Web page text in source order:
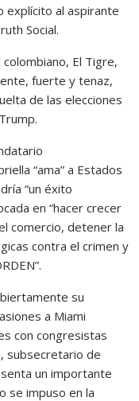
al aspirante
Social.
colombiano, El Tigre,
fuerte y tenaz,
de las elecciones
“ama” a Estados
“un éxito
en “hacer crecer
comercio, detener la
contra el crimen y
su
a Miami
con congresistas
subsecretario de
un importante
se impuso en la